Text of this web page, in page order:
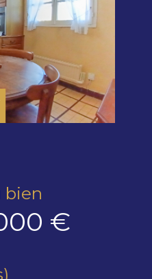
bien
€